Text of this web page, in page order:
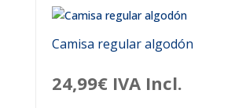
era:
99,95€.
es:
49,98€.
Camisa regular algodón
24,99€ IVA Incl.